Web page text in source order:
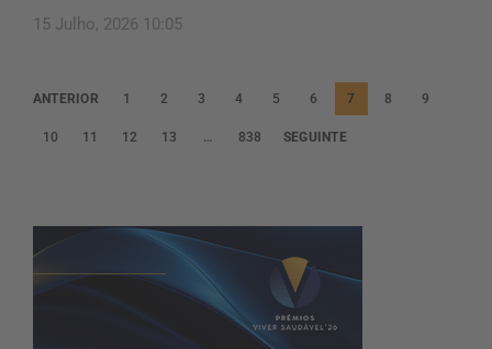
15 Julho, 2026 10:05
P
a
n
a
ç
ANTERIOR 1 2 3 4 5 6 7 8 9
10 11 12 13 … 838 SEGUINTE